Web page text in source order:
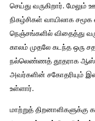
செய்து வருகிறார்.
நிகழ்சிகள் வாயிலாக
நெஞ்சங்களில் விதைத்து
காலம் முதலே கடந்த ஒரு
நல்லெண்ணத் தூதராக
அவர்களின் சகோதரியும்
உள்ளார்.
மாற்றுத்